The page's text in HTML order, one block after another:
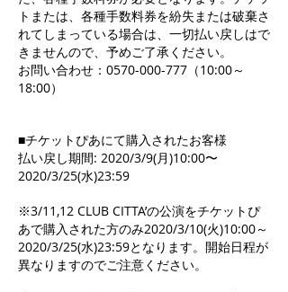
トまたは、各種手数料券を紛失または破棄さ
れてしまっている場合は、一切払い戻しはで
きませんので、予めご了承ください。
お問い合わせ：0570-000-777（10:00～
18:00）
■チケットぴあにて購入されたお客様
払い戻し期間: 2020/3/9(月)10:00〜
2020/3/25(水)23:59
※3/11,12 CLUB CITTA’の公演をチケットぴ
あで購入された方のみ2020/3/10(火)10:00～
2020/3/25(水)23:59となります。開始日程が
異なりますのでご注意ください。